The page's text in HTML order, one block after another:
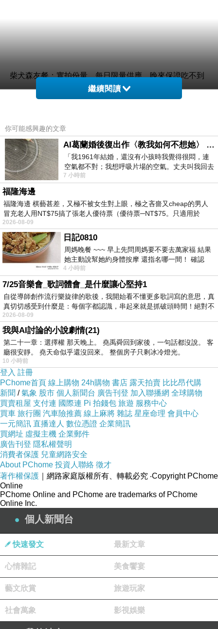
柴犬森友餐：實拍份量，每日限量供應，晚來保證吃不到
套餐附一杯紅茶，甜度固定，喝起來大約半糖，使用玻璃
吸管，注重環保有加分
法鬥造型刈包：口感柔軟有彈性，重點造型很可愛
泰式打拋豬：微辣香Q有嚼勁
草莓乳酪醬：乳酪香氣濃郁不膩口，不過比較吃不出草莓
味
包餡雙色地瓜球：早午餐搭配地瓜球比較少見，剛上桌現
吃可感受到超酥脆的口感，放冷變軟Q
嚴選有機蔬菜沙拉，搭配特調醬汁
店家資訊：
https://www.mrtainan.com/2020/03/donobreakfast.html
台南先生
https://www.facebook.com/mrtainan
繼續閱讀
你可能感興趣的文章
AI葛蘭婚後復出作〈教我如何不想她〉 #戀上老電影 #葛蘭 #粟子
「我1961年結婚，還沒有小孩時我覺得很悶，連
空氣都不對；我想呼吸片場的空氣。丈夫叫我回去
試試看……拍了〈教我如何不想她〉（1963
7 小時前
福隆海邊
福隆海邊 棋藝甚差，又極不被女生對上眼，極之吝嗇又cheap的男人
冒充老人用NT$75搞了張老人優待票（優待票─NT$75。只適用於
2026-08-09
日記0810
周媽晚餐 ~~~ 早上先問周媽要不要去萬家福 結果
她主動說幫她約身體按摩 還指名哪一間！ 確認
後，我的腦袋才運轉起來 預約對
4 小時前
7/25音樂會_歌詞體會_是什麼讓心堅持1
自從導師創作流行樂旋律的歌後，我開始看不懂更多歌詞寫的意思，真
真切切感受到什麼是：每個字都認識，串起來就是抓破頭時間！絕對不
2026-08-09
我與AI討論的小說劇情(21)
第二十一章：選擇權 那天晚上。 堯禹舜回到家後，一句話都沒說。 客
廳很安靜。 堯天命似乎還沒回來。 整個房子只剩冰冷燈光。
10 小時前
登入 註冊
PChome首頁 線上購物 24h購物 書店 露天拍賣 比比昂代購
新聞 /氣象 股市 個人新聞台 廣告刊登 加入聯播網 全球購物
買賣租屋 支付連 國際連 Pi 拍錢包 旅遊 服務中心
買車 旅行團 汽車險推薦 線上麻將 雜誌 星座命理 會員中心
一元簡訊 直播達人 數位憑證 企業簡訊
買網址 虛擬主機 企業郵件
廣告刊登 隱私權聲明
消費者保護 兒童網路安全
About PChome 投資人聯絡 徵才
著作權保護 ｜網路家庭版權所有、轉載必究 ‧Copyright PChome
Online
PChome Online and PChome are trademarks of PChome
Online Inc.
個人新聞台
快速發文 最新文章
心情雜記 美食饗宴
藝文欣賞 旅遊玩家
社會萬象 影視娛樂